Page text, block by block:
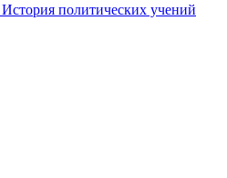
История политических учений